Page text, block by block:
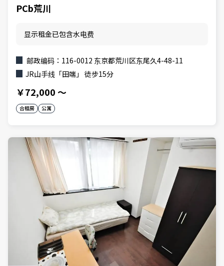
PCb荒川
显示租金已包含水电费
邮政编码：116-0012 东京都荒川区东尾久4-48-11
JR山手线「田端」 徒步15分
￥72,000～
合租房 公寓